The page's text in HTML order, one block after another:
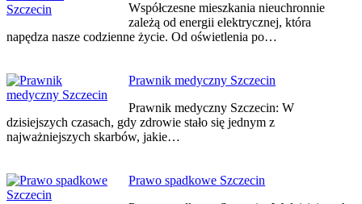
Współczesne mieszkania nieuchronnie
zależą od energii elektrycznej, która
napędza nasze codzienne życie. Od oświetlenia po…
Prawnik medyczny Szczecin
Prawnik medyczny Szczecin: W
dzisiejszych czasach, gdy zdrowie stało się jednym z
najważniejszych skarbów, jakie…
Prawo spadkowe Szczecin